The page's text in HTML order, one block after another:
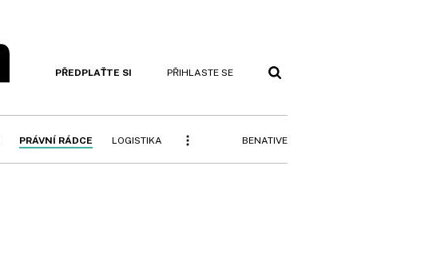
PŘEDPLAŤTE SI PŘIHLASTE SE
PRÁVNÍ RÁDCE LOGISTIKA BENATIVE